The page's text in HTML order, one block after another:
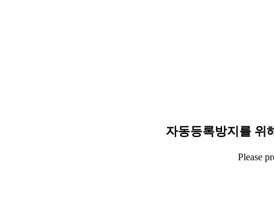
자동등록방지를 위
Please